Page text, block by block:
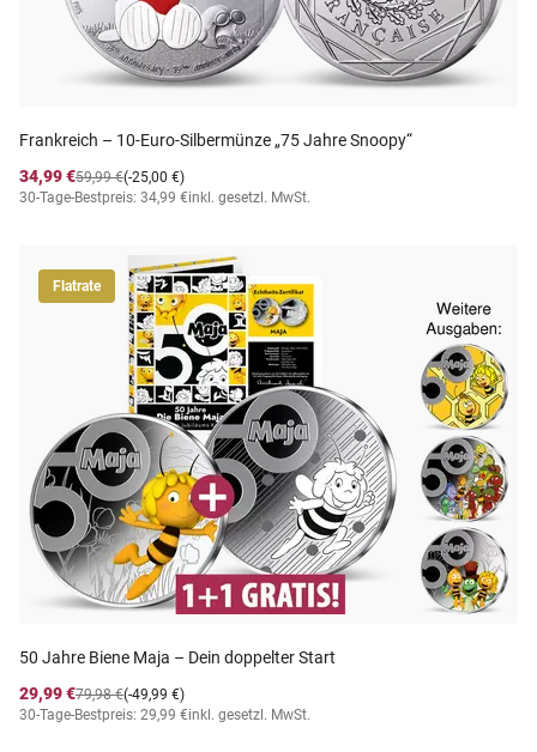
Frankreich – 10-Euro-Silbermünze „75 Jahre Snoopy“
34,99 €
(-25,00 €)
59,99 €
30-Tage-Bestpreis: 34,99 €inkl. gesetzl. MwSt.
Flatrate
50 Jahre Biene Maja – Dein doppelter Start
29,99 €
(-49,99 €)
79,98 €
30-Tage-Bestpreis: 29,99 €inkl. gesetzl. MwSt.